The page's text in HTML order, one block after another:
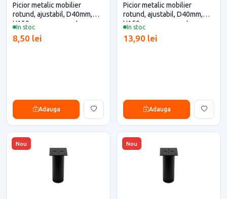
In stoc
Picior metalic mobilier
rotund, ajustabil, D40mm,
H120mm, negru pentru casa
8,50 lei
Adauga
In stoc
Picior metalic mobilier
rotund, ajustabil, D40mm,
H150mm, negru pentru casa
13,90 lei
Adauga
Nou Nou